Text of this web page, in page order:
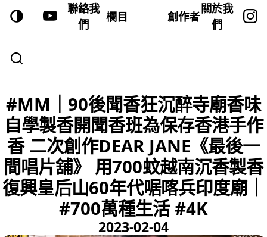
聯絡我
們
欄目 創作者
關於我
們
#MM｜90後聞香狂沉醉寺廟香味
自學製香開聞香班為保存香港手作
香 二次創作DEAR JANE《最後一
間唱片舖》 用700蚊越南沉香製香
復興皇后山60年代啹喀兵印度廟｜
#700萬種生活 #4K
2023-02-04